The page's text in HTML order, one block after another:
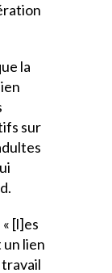
la
sur
[l]es
lien